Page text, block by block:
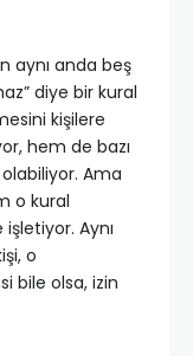
aynı anda beş
diye bir kural
kişilere
hem de bazı
Ama
o kural
Aynı
o
bile olsa, izin